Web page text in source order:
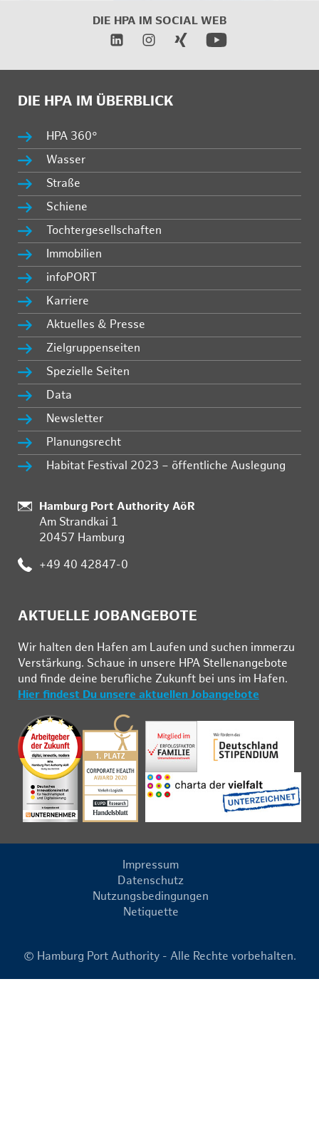
DIE HPA IM SOCIAL WEB
DIE HPA IM ÜBERBLICK
HPA 360°
Wasser
Straße
Schiene
Tochtergesellschaften
Immobilien
infoPORT
Karriere
Aktuelles & Presse
Zielgruppenseiten
Spezielle Seiten
Data
Newsletter
Planungsrecht
Habitat Festival 2023 – öffentliche Auslegung
Standort:
Hamburg Port Authority AöR
Am Strandkai 1
20457 Hamburg
Telefon:
+49 40 42847-0
AKTUELLE JOBANGEBOTE
Wir hal­ten den Ha­fen am Lau­fen und su­chen im­mer­zu
Ver­stär­kung. Schau­e in un­se­re HPA Stel­len­an­ge­bo­te
und fin­de deine be­ruf­li­che Zu­kunft bei uns im Ha­fen.
Hier findest Du unsere aktuellen Jobangebote
Impressum
Datenschutz
Nutzungsbedingungen
Netiquette
© Hamburg Port Authority - Alle Rechte vorbehalten.